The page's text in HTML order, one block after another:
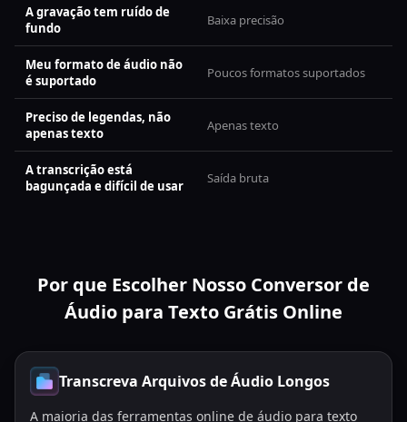
A gravação tem ruído de
fundo
Meu formato de áudio não
é suportado
Preciso de legendas, não
apenas texto
A transcrição está
bagunçada e difícil de usar
Baixa precisão
Poucos formatos suportados
Apenas texto
Saída bruta
Por que Escolher Nosso Conversor de
Áudio para Texto Grátis Online
Transcreva Arquivos de Áudio Longos
A maioria das ferramentas online de áudio para texto